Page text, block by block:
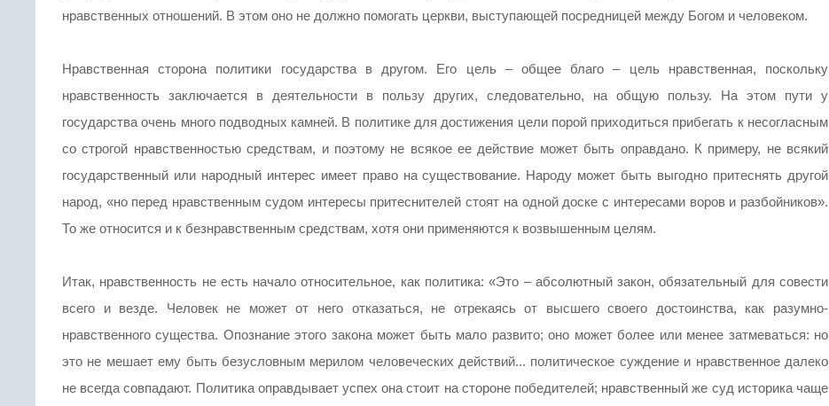
нравственных отношений. В этом оно не должно помогать церкви, выступающей посредницей между Богом и человеком.
Нравственная сторона политики государства в другом. Его цель – общее благо – цель нравственная, поскольку
нравственность заключается в деятельности в пользу других, следовательно, на общую пользу. На этом пути у
государства очень много подводных камней. В политике для достижения цели порой приходиться прибегать к несогласным
со строгой нравственностью средствам, и поэтому не всякое ее действие может быть оправдано. К примеру, не всякий
государственный или народный интерес имеет право на существование. Народу может быть выгодно притеснять другой
народ, «но перед нравственным судом интересы притеснителей стоят на одной доске с интересами воров и разбойников».
То же относится и к безнравственным средствам, хотя они применяются к возвышенным целям.
Итак, нравственность не есть начало относительное, как политика: «Это – абсолютный закон, обязательный для совести
всего и везде. Человек не может от него отказаться, не отрекаясь от высшего своего достоинства, как разумно-
нравственного существа. Опознание этого закона может быть мало развито; оно может более или менее затмеваться: но
это не мешает ему быть безусловным мерилом человеческих действий... политическое суждение и нравственное далеко
не всегда совпадают. Политика оправдывает успех она стоит на стороне победителей; нравственный же суд историка чаще